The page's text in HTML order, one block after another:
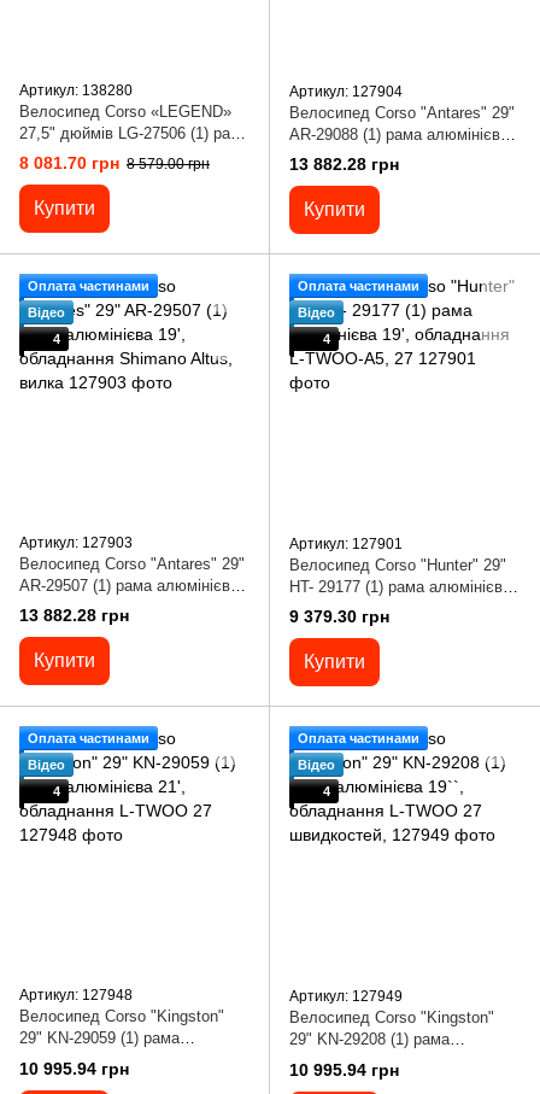
Артикул: 138280
Велосипед Corso «LEGEND»
27,5" дюймів LG-27506 (1) рама
алюмінієва 15,5``, обладнання
Shimano 21 швидкість,
8 081.70 грн 8 579.00 грн
Купити
Артикул: 127904
Велосипед Corso "Antares" 29"
AR-29088 (1) рама алюмінієва
19', обладнання Shimano Altus,
13 882.28 грн
Купити
Оплата частинами
Відео
4
Артикул: 127903
Велосипед Corso "Antares" 29"
AR-29507 (1) рама алюмінієва
19', обладнання Shimano Altus,
13 882.28 грн
Купити
Оплата частинами
Відео
4
Артикул: 127901
Велосипед Corso "Hunter" 29"
HT- 29177 (1) рама алюмінієва
19', обладнання L-TWOO-A5, 27
9 379.30 грн
Купити
Оплата частинами
Відео
4
Артикул: 127948
Велосипед Corso "Kingston"
29" KN-29059 (1) рама
алюмінієва 21', обладнання L-
10 995.94 грн
Оплата частинами
Відео
4
Артикул: 127949
Велосипед Corso "Kingston"
29" KN-29208 (1) рама
алюмінієва 19``, обладнання L-
TWOO 27 швидкостей,
10 995.94 грн